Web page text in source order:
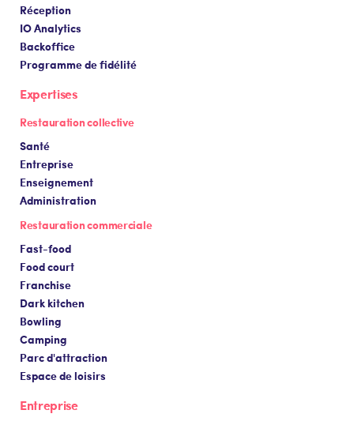
Réception
IO Analytics
Backoffice
Programme de fidélité
Expertises
Restauration collective
Santé
Entreprise
Enseignement
Administration
Restauration commerciale
Fast-food
Food court
Franchise
Dark kitchen
Bowling
Camping
Parc d'attraction
Espace de loisirs
Entreprise